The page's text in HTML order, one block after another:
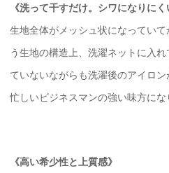
《洗って干すだけ。シワになりにく
生地全体がメッシュ状になってい
う生地の構造上、洗濯ネットに入
ていないながらも洗濯後のアイロン
忙しいビジネスマンの強い味方にな
《高い希少性と上質感》